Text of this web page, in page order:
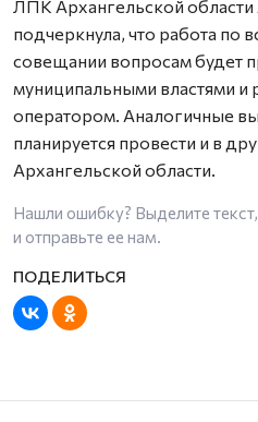
ЛПК Архангельской
подчеркнула, что работа по
совещании вопросам будет
муниципальными властями и
оператором. Аналогичные
планируется провести и в
Архангельской области.
Нашли ошибку? Выделите
и отправьте ее нам.